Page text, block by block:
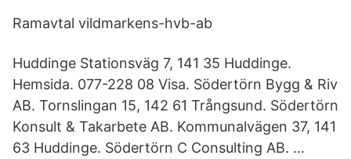
Ramavtal vildmarkens-hvb-ab
Huddinge Stationsväg 7, 141 35 Huddinge.
Hemsida. 077-228 08 Visa. Södertörn Bygg & Riv
AB. Tornslingan 15, 142 61 Trångsund. Södertörn
Konsult & Takarbete AB. Kommunalvägen 37, 141
63 Huddinge. Södertörn C Consulting AB. …